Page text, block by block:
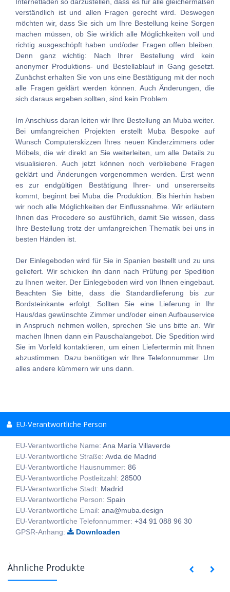
Internetladen so darzustellen, dass es für alle gleichermaßen
verständlich ist und allen Fragen gerecht wird. Deswegen
möchten wir, dass Sie sich um Ihre Bestellung keine Sorgen
machen müssen, ob Sie wirklich alle Möglichkeiten voll und
richtig ausgeschöpft haben und/oder Fragen offen bleiben.
Denn ganz wichtig: Nach Ihrer Bestellung wird kein
anonymer Produktions- und Bestellablauf in Gang gesetzt.
Zunächst erhalten Sie von uns eine Bestätigung mit der noch
alle Fragen geklärt werden können. Auch Änderungen, die
sich daraus ergeben sollten, sind kein Problem.
Im Anschluss daran leiten wir Ihre Bestellung an Muba weiter.
Bei umfangreichen Projekten erstellt Muba Bespoke auf
Wunsch Computerskizzen Ihres neuen Kinderzimmers oder
Möbels, die wir direkt an Sie weiterleiten, um alle Details zu
visualisieren. Auch jetzt können noch verbliebene Fragen
geklärt und Änderungen vorgenommen werden. Erst wenn
es zur endgültigen Bestätigung Ihrer- und unsererseits
kommt, beginnt bei Muba die Produktion. Bis hierhin haben
wir noch alle Möglichkeiten der Einflussnahme. Wir erläutern
Ihnen das Procedere so ausführlich, damit Sie wissen, dass
Ihre Bestellung trotz der umfangreichen Thematik bei uns in
besten Händen ist.
Der Einlegeboden wird für Sie in Spanien bestellt und zu uns
geliefert. Wir schicken ihn dann nach Prüfung per Spedition
zu Ihnen weiter. Der Einlegeboden wird von Ihnen eingebaut.
Beachten Sie bitte, dass die Standardlieferung bis zur
Bordsteinkante erfolgt. Sollten Sie eine Lieferung in Ihr
Haus/das gewünschte Zimmer und/oder einen Aufbauservice
in Anspruch nehmen wollen, sprechen Sie uns bitte an. Wir
machen Ihnen dann ein Pauschalangebot. Die Spedition wird
Sie im Vorfeld kontaktieren, um einen Liefertermin mit Ihnen
abzustimmen. Dazu benötigen wir Ihre Telefonnummer. Um
alles andere kümmern wir uns dann.
EU-Verantwortliche Person
EU-Verantwortliche Name: Ana María Villaverde
EU-Verantwortliche Straße: Avda de Madrid
EU-Verantwortliche Hausnummer: 86
EU-Verantwortliche Postleitzahl: 28500
EU-Verantwortliche Stadt: Madrid
EU-Verantwortliche Person: Spain
EU-Verantwortliche Email: ana@muba.design
EU-Verantwortliche Telefonnummer: +34 91 088 96 30
GPSR-Anhang:
Downloaden
Ähnliche Produkte